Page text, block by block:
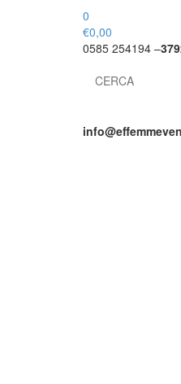
0
€0,00
0585 254194 –
for: